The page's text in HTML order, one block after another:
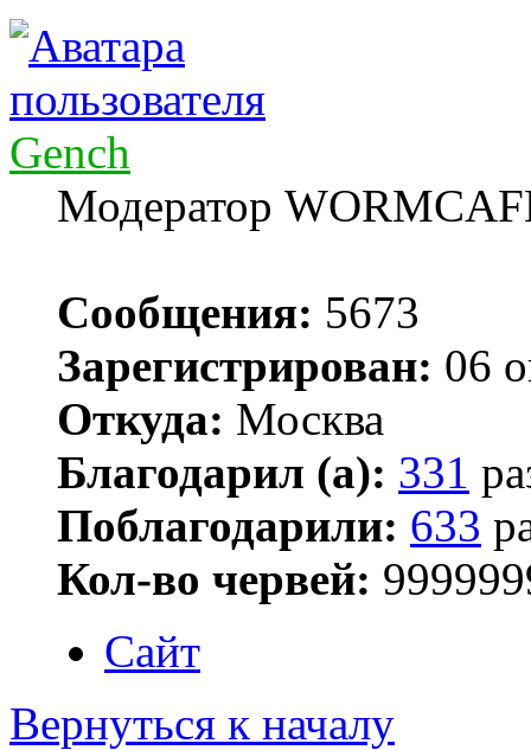
Gench
Модератор
Сообщения: 5673
Зарегистрирован: 06
Откуда: Москва
Благодарил (а): 331
Поблагодарили: 633
Кол-во червей:
Сайт
Вернуться к началу